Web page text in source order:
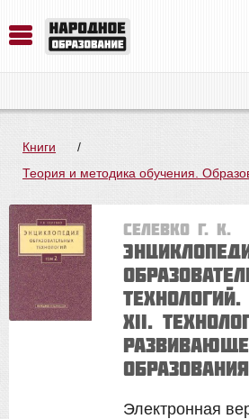
Книги
/
Теория и методика обучения.
Селевко Г. К.
XII.
Электронная